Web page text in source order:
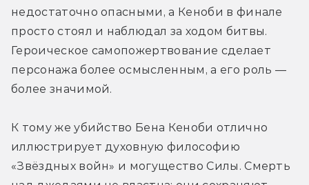
недостаточно опасными, а Кеноби в финале
просто стоял и наблюдал за ходом битвы.
Героическое самопожертвование сделает
персонажа более осмысленным, а его роль —
более значимой.
К тому же убийство Бена Кеноби отлично
иллюстрирует духовную философию
«Звёздных войн» и могущество Силы. Смерть